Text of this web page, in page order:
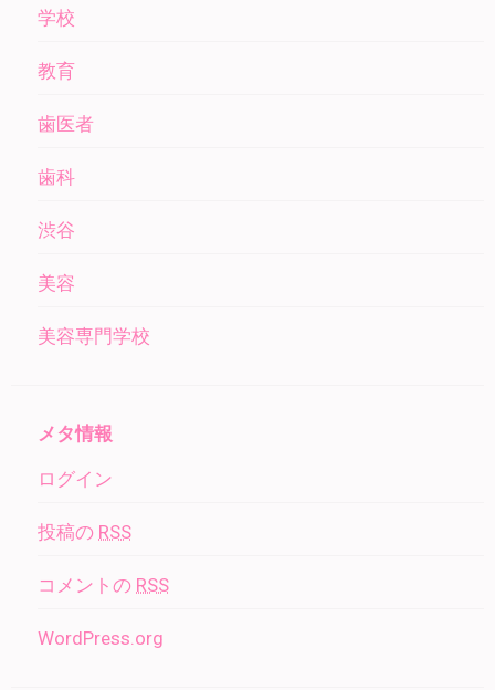
学校
教育
歯医者
歯科
渋谷
美容
美容専門学校
メタ情報
ログイン
投稿の RSS
コメントの RSS
WordPress.org